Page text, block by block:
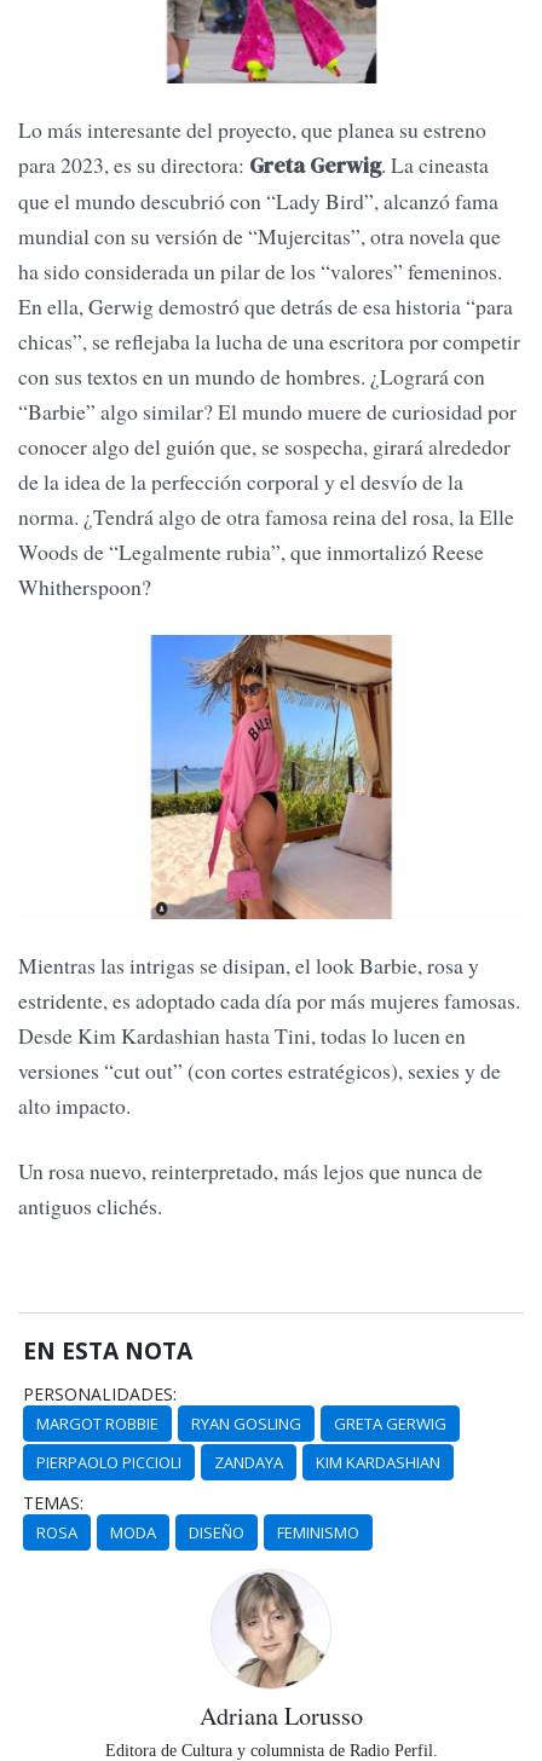
Lo más interesante del proyecto, que planea su estreno
para 2023, es su directora: Greta Gerwig. La cineasta
que el mundo descubrió con “Lady Bird”, alcanzó fama
mundial con su versión de “Mujercitas”, otra novela que
ha sido considerada un pilar de los “valores” femeninos.
En ella, Gerwig demostró que detrás de esa historia “para
chicas”, se reflejaba la lucha de una escritora por competir
con sus textos en un mundo de hombres. ¿Logrará con
“Barbie” algo similar? El mundo muere de curiosidad por
conocer algo del guión que, se sospecha, girará alrededor
de la idea de la perfección corporal y el desvío de la
norma. ¿Tendrá algo de otra famosa reina del rosa, la Elle
Woods de “Legalmente rubia”, que inmortalizó Reese
Whitherspoon?
Mientras las intrigas se disipan, el look Barbie, rosa y
estridente, es adoptado cada día por más mujeres famosas.
Desde Kim Kardashian hasta Tini, todas lo lucen en
versiones “cut out” (con cortes estratégicos), sexies y de
alto impacto.
Un rosa nuevo, reinterpretado, más lejos que nunca de
antiguos clichés.
EN ESTA NOTA
PERSONALIDADES:
MARGOT ROBBIE RYAN GOSLING
GRETA GERWIG
PIERPAOLO PICCIOLI
ZANDAYA KIM KARDASHIAN
TEMAS:
ROSA MODA DISEÑO FEMINISMO
Adriana Lorusso
Editora de Cultura y columnista de Radio Perfil.